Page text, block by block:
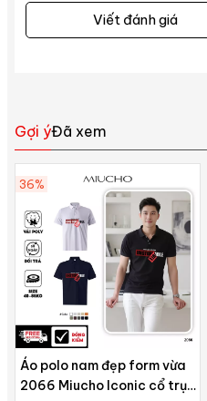
Viết đánh giá
Gợi ýĐã xem
36%
Áo polo nam đẹp form vừa
2066 Miucho Iconic cổ trụ